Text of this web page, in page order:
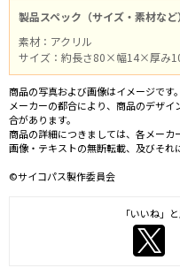
製品スペック（サイズ・素材など）
素材：アクリル
サイズ：約長さ80×幅14×厚み
商品の写真および画像はイメージです
メーカーの都合により、商品のデザ
合があります。
商品の詳細につきましては、各メーカ
画像・テキストの無断転載、及びそれ
©サイコパス製作委員会
「いいね」